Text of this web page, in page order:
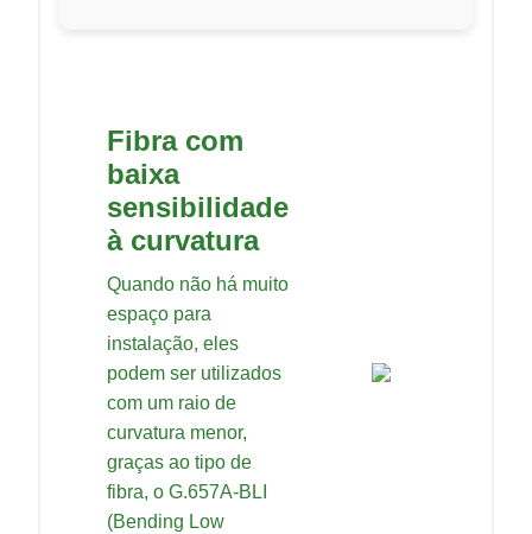
Fibra com
baixa
sensibilidade
à curvatura
Quando não há muito
espaço para
instalação, eles
podem ser utilizados
com um raio de
curvatura menor,
graças ao tipo de
fibra, o G.657A-BLI
(Bending Low